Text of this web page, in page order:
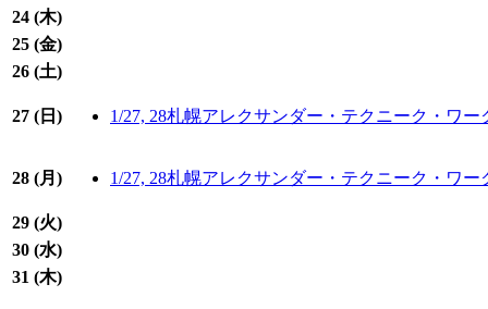
24 (木)
25 (金)
26 (土)
27 ( 日 ) 1/27, 28札幌アレクサンダー・テクニーク・ワ
28 (月 ) 1/27, 28札幌アレクサンダー・テクニーク・ワ
29 (火)
30 (水)
31 (木)